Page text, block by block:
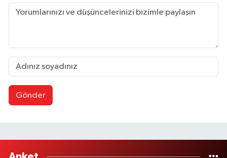
Gönder